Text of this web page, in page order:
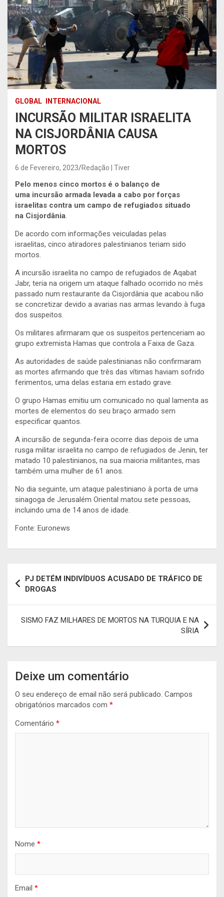
GLOBAL INTERNACIONAL
INCURSÃO MILITAR ISRAELITA
NA CISJORDÂNIA CAUSA
MORTOS
6 de Fevereiro, 2023 Redação | Tiver
Pelo menos cinco mortos é o balanço de
uma incursão armada levada a cabo por forças
israelitas contra um campo de refugiados situado
na Cisjordânia.
De acordo com informações veiculadas pelas
israelitas, cinco atiradores palestinianos teriam sido
mortos.
A incursão israelita no campo de refugiados de Aqabat
Jabr, teria na origem um ataque falhado ocorrido no mês
passado num restaurante da Cisjordânia que acabou não
se concretizar devido a avarias nas armas levando à fuga
dos suspeitos.
Os militares afirmaram que os suspeitos pertenceriam ao
grupo extremista Hamas que controla a Faixa de Gaza.
As autoridades de saúde palestinianas não confirmaram
as mortes afirmando que três das vítimas haviam sofrido
ferimentos, uma delas estaria em estado grave.
O grupo Hamas emitiu um comunicado no qual lamenta as
mortes de elementos do seu braço armado sem
especificar quantos.
A incursão de segunda-feira ocorre dias depois de uma
rusga militar israelita no campo de refugiados de Jenin, ter
matado 10 palestinianos, na sua maioria militantes, mas
também uma mulher de 61 anos.
No dia seguinte, um ataque palestiniano à porta de uma
sinagoga de Jerusalém Oriental matou sete pessoas,
incluindo uma de 14 anos de idade.
Fonte: Euronews
de
artigos
PJ DETÉM INDIVÍDUOS ACUSADO DE TRÁFICO DE
DROGAS
SISMO FAZ MILHARES DE MORTOS NA TURQUIA E NA
SÍRIA
Deixe um comentário
O seu endereço de email não será publicado. Campos
obrigatórios marcados com *
Comentário *
Nome *
Email *